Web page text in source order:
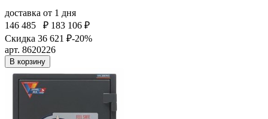
доставка от 1 дня
146 485
₽ 183 106 ₽
Скидка 36 621 ₽-20%
арт. 8620226
В корзину